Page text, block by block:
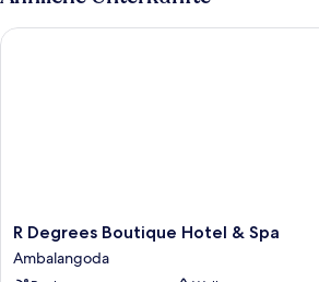
R
Degrees
Boutique
R Degrees Boutique Hotel & Spa
Ambalangoda
R Degrees Boutique Hotel & Spa